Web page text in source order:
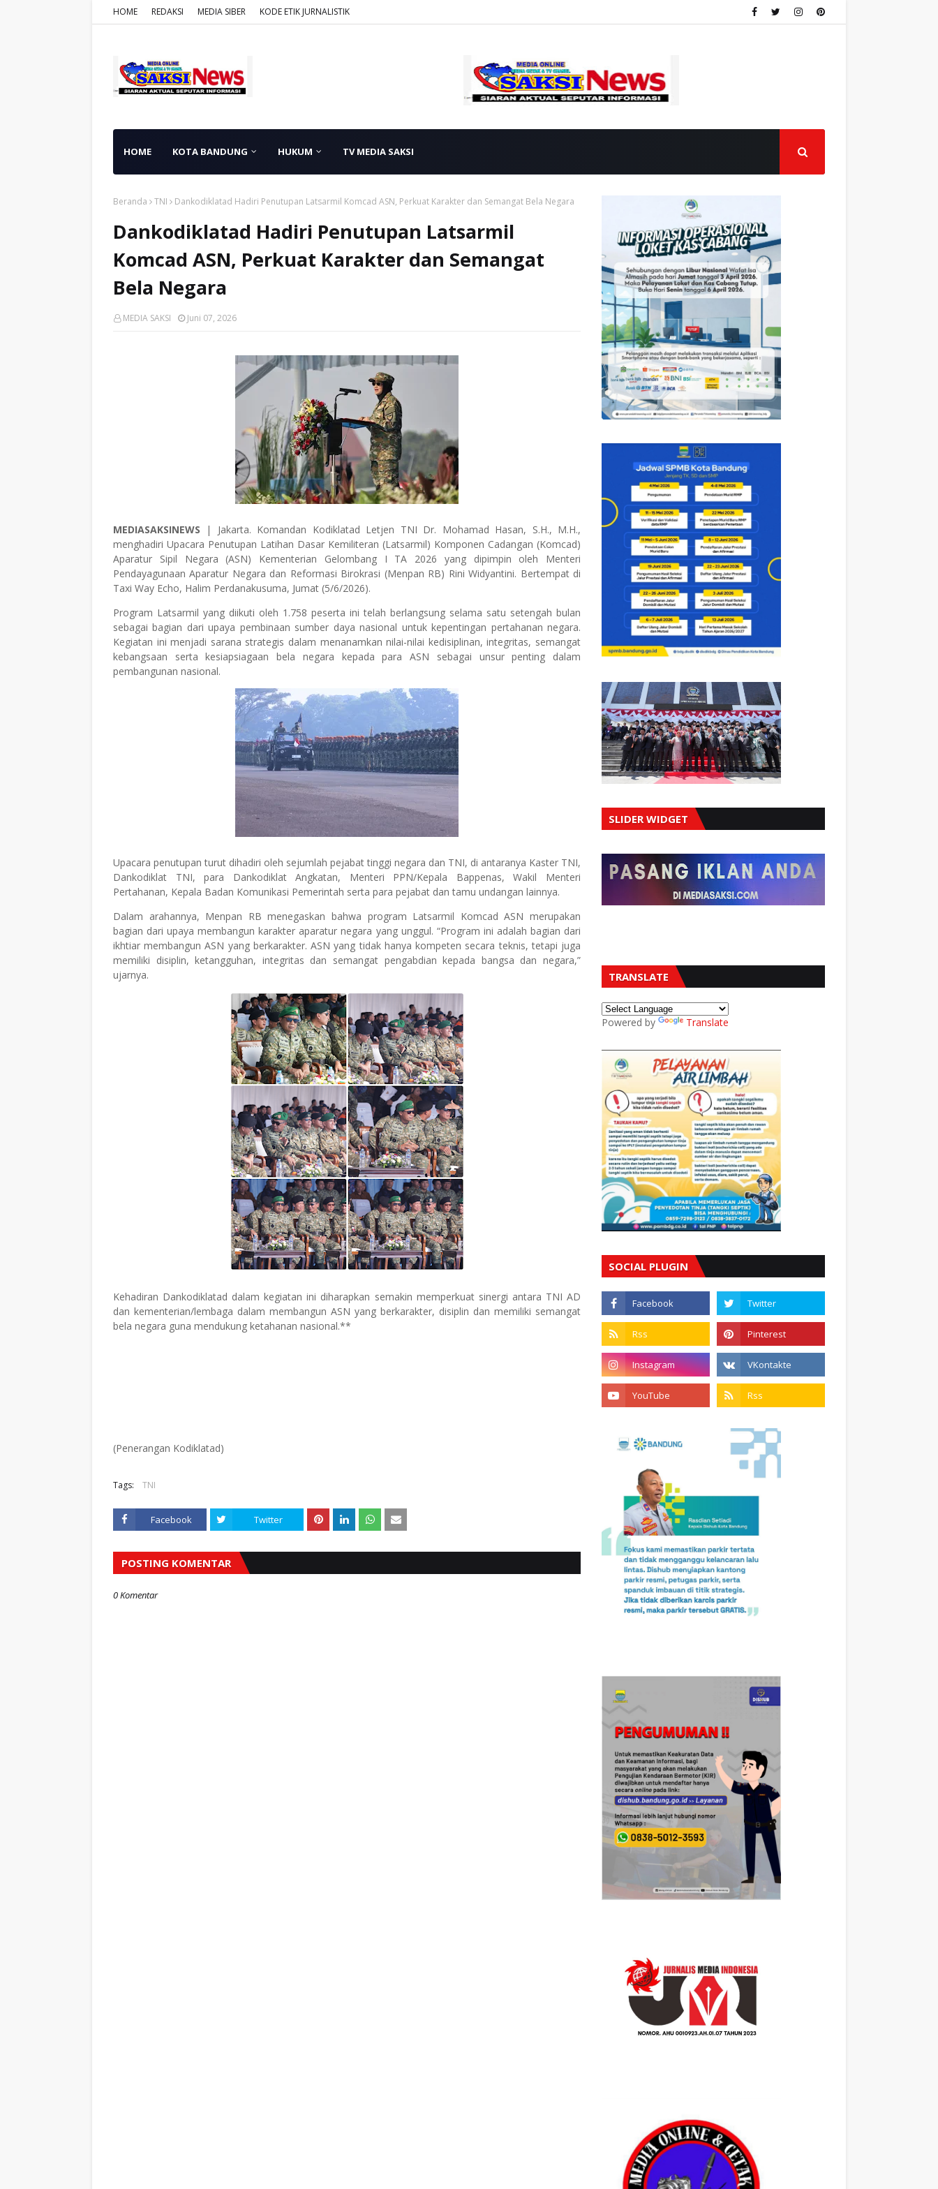
HOME REDAKSI MEDIA SIBER KODE ETIK JURNALISTIK
HOME KOTA BANDUNG HUKUM TV MEDIA SAKSI
Beranda TNI Dankodiklatad Hadiri Penutupan Latsarmil Komcad ASN, Perkuat Karakter dan Semangat Bela Negara
Dankodiklatad Hadiri Penutupan Latsarmil
Komcad ASN, Perkuat Karakter dan Semangat
Bela Negara
MEDIA SAKSI Juni 07, 2026
MEDIASAKSINEWS | Jakarta. Komandan Kodiklatad Letjen TNI Dr. Mohamad Hasan, S.H., M.H.,
menghadiri Upacara Penutupan Latihan Dasar Kemiliteran (Latsarmil) Komponen Cadangan (Komcad)
Aparatur Sipil Negara (ASN) Kementerian Gelombang I TA 2026 yang dipimpin oleh Menteri
Pendayagunaan Aparatur Negara dan Reformasi Birokrasi (Menpan RB) Rini Widyantini. Bertempat di
Taxi Way Echo, Halim Perdanakusuma, Jumat (5/6/2026).
Program Latsarmil yang diikuti oleh 1.758 peserta ini telah berlangsung selama satu setengah bulan
sebagai bagian dari upaya pembinaan sumber daya nasional untuk kepentingan pertahanan negara.
Kegiatan ini menjadi sarana strategis dalam menanamkan nilai-nilai kedisiplinan, integritas, semangat
kebangsaan serta kesiapsiagaan bela negara kepada para ASN sebagai unsur penting dalam
pembangunan nasional.
Upacara penutupan turut dihadiri oleh sejumlah pejabat tinggi negara dan TNI, di antaranya Kaster TNI,
Dankodiklat TNI, para Dankodiklat Angkatan, Menteri PPN/Kepala Bappenas, Wakil Menteri
Pertahanan, Kepala Badan Komunikasi Pemerintah serta para pejabat dan tamu undangan lainnya.
Dalam arahannya, Menpan RB menegaskan bahwa program Latsarmil Komcad ASN merupakan
bagian dari upaya membangun karakter aparatur negara yang unggul. “Program ini adalah bagian dari
ikhtiar membangun ASN yang berkarakter. ASN yang tidak hanya kompeten secara teknis, tetapi juga
memiliki disiplin, ketangguhan, integritas dan semangat pengabdian kepada bangsa dan negara,”
ujarnya.
Kehadiran Dankodiklatad dalam kegiatan ini diharapkan semakin memperkuat sinergi antara TNI AD
dan kementerian/lembaga dalam membangun ASN yang berkarakter, disiplin dan memiliki semangat
bela negara guna mendukung ketahanan nasional.**
(Penerangan Kodiklatad)
Tags: TNI
Facebook Twitter
POSTING KOMENTAR
0 Komentar
SLIDER WIDGET
TRANSLATE
Powered by Translate
SOCIAL PLUGIN